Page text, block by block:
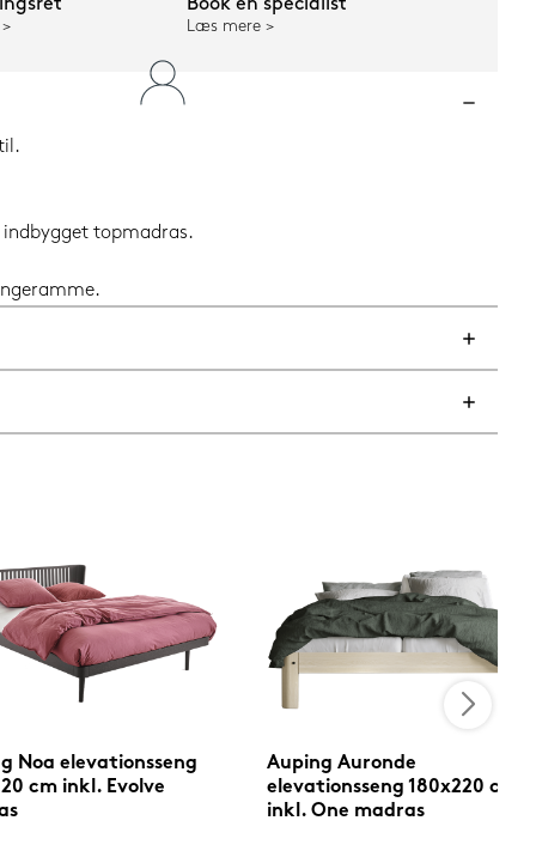
Book en specialist
Læs mere
topmadras.
Noa elevationsseng
cm inkl. Evolve
Auping Auronde
elevationsseng 180x220 cm
inkl. One madras